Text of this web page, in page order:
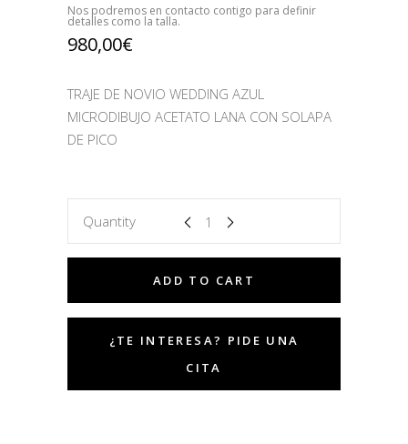
Nos podremos en contacto contigo para definir
detalles como la talla.
980,00€
TRAJE DE NOVIO WEDDING AZUL
MICRODIBUJO ACETATO LANA CON SOLAPA
DE PICO
Quantity
ADD TO CART